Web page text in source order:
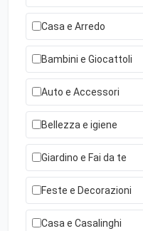
Casa e Arredo
Bambini e Giocattoli
Auto e Accessori
Bellezza e igiene
Giardino e Fai da te
Feste e Decorazioni
Casa e Casalinghi